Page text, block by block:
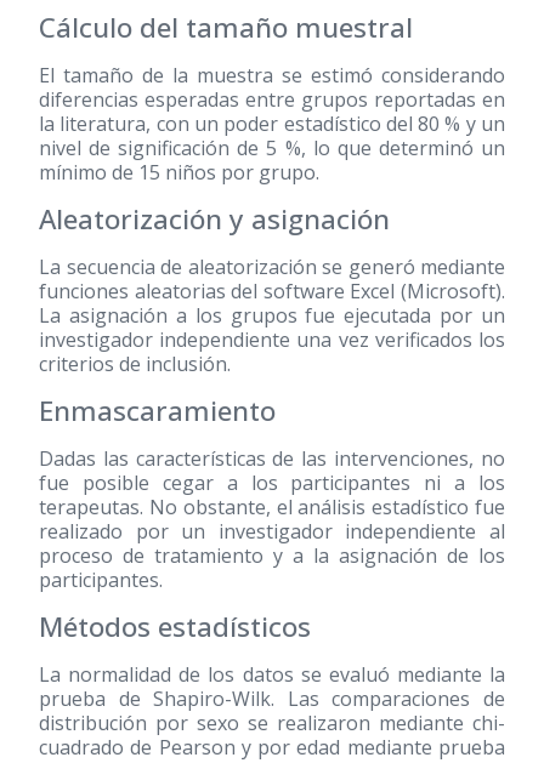
Cálculo del tamaño muestral
El tamaño de la muestra se estimó considerando
diferencias esperadas entre grupos reportadas en
la literatura, con un poder estadístico del 80 % y un
nivel de significación de 5 %, lo que determinó un
mínimo de 15 niños por grupo.
Aleatorización y asignación
La secuencia de aleatorización se generó mediante
funciones aleatorias del software Excel (Microsoft).
La asignación a los grupos fue ejecutada por un
investigador independiente una vez verificados los
criterios de inclusión.
Enmascaramiento
Dadas las características de las intervenciones, no
fue posible cegar a los participantes ni a los
terapeutas. No obstante, el análisis estadístico fue
realizado por un investigador independiente al
proceso de tratamiento y a la asignación de los
participantes.
Métodos estadísticos
La normalidad de los datos se evaluó mediante la
prueba de Shapiro-Wilk. Las comparaciones de
distribución por sexo se realizaron mediante chi-
cuadrado de Pearson y por edad mediante prueba